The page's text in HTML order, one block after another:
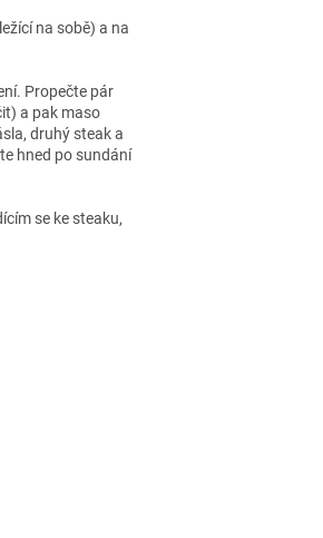
na sobě) a na
Propečte pár
a pak maso
druhý steak a
hned po sundání
se ke steaku,